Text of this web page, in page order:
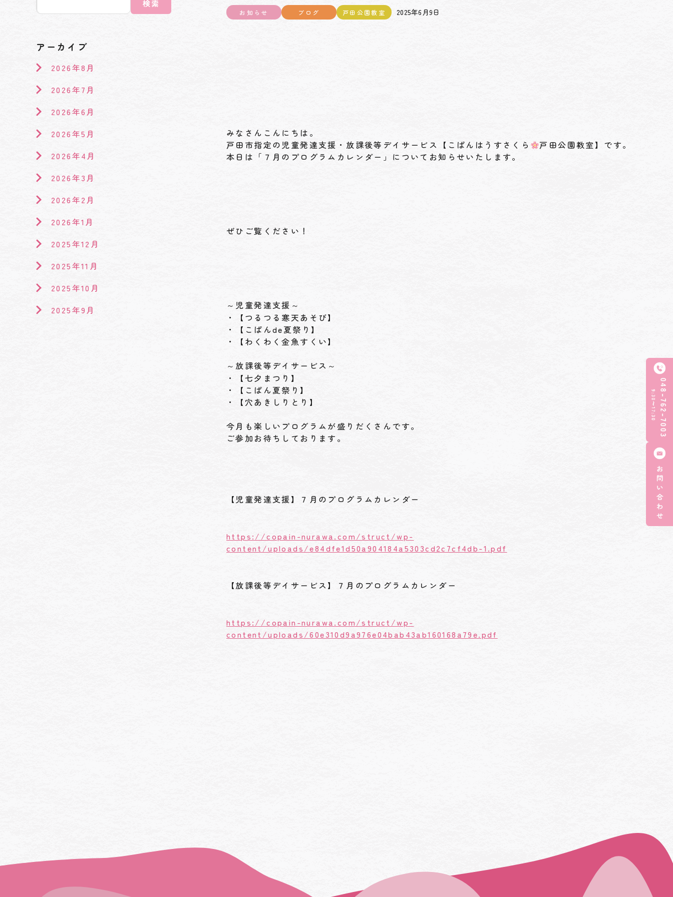
お知らせ ブログ 戸田公園教室 2025年6月9日
みなさんこんにちは。
戸田市指定の児童発達支援・放課後等デイサービス【こぱんはうすさくら
戸田公園教室】です。
本日は「７月のプログラムカレンダー」についてお知らせいたします。
ぜひご覧ください！
～児童発達支援～
・【つるつる寒天あそび】
・【こぱんde夏祭り】
・【わくわく金魚すくい】
～放課後等デイサービス～
・【七夕まつり】
・【こぱん夏祭り】
・【穴あきしりとり】
今月も楽しいプログラムが盛りだくさんです。
ご参加お待ちしております。
【児童発達支援】７月のプログラムカレンダー
https://copain-nurawa.com/struct/wp-
content/uploads/e84dfe1d50a904184a5303cd2c7cf4db-1.pdf
【放課後等デイサービス】７月のプログラムカレンダー
https://copain-nurawa.com/struct/wp-
content/uploads/60e310d9a976e04bab43ab160168a79e.pdf
検索
アーカイブ
2026年8月
2026年7月
2026年6月
2026年5月
2026年4月
2026年3月
2026年2月
2026年1月
2025年12月
2025年11月
2025年10月
2025年9月